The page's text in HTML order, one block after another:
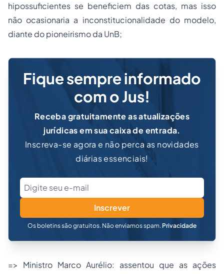
hipossuficientes se beneficiem das cotas, mas isso
não ocasionaria a inconstitucionalidade do modelo,
diante do pioneirismo da UnB;
Fique sempre informado
com o Jus!
Receba gratuitamente as atualizações
jurídicas em sua caixa de entrada.
Inscreva-se agora e não perca as novidades
diárias essenciais!
Inscrever
Os boletins são gratuitos. Não enviamos spam. Privacidade
=> Ministro Marco Aurélio: assentou que as ações